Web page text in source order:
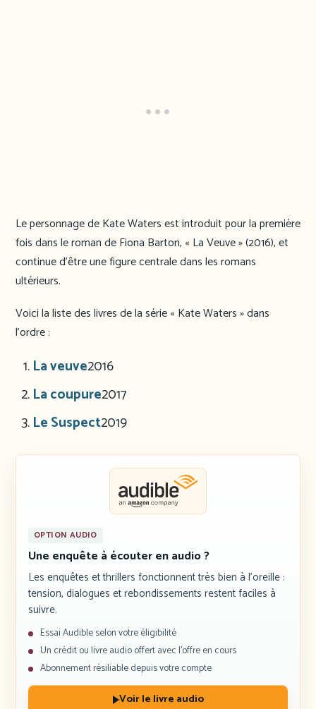
Le personnage de Kate Waters est introduit pour la première
fois dans le roman de Fiona Barton, « La Veuve » (2016), et
continue d’être une figure centrale dans les romans
ultérieurs.
Voici la liste des livres de la série « Kate Waters » dans
l’ordre :
La veuve2016
La coupure2017
Le Suspect2019
OPTION AUDIO
Une enquête à écouter en audio ?
Les enquêtes et thrillers fonctionnent très bien à l’oreille :
tension, dialogues et rebondissements restent faciles à
suivre.
Essai Audible selon votre éligibilité
Un crédit ou livre audio offert avec l’offre en cours
Abonnement résiliable depuis votre compte
Voir le livre audio